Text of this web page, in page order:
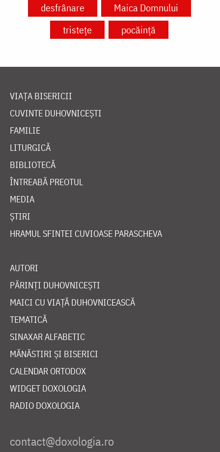
desfrânare
Maica Domnului
tristețe
pocăință
VIAȚA BISERICII
CUVINTE DUHOVNICEȘTI
FAMILIE
LITURGICĂ
BIBLIOTECĂ
ÎNTREABĂ PREOTUL
MEDIA
ȘTIRI
HRAMUL SFINTEI CUVIOASE PARASCHEVA
AUTORI
PĂRINȚI DUHOVNICEȘTI
MAICI CU VIAȚĂ DUHOVNICEASCĂ
TEMATICĂ
SINAXAR ALFABETIC
MĂNĂSTIRI ȘI BISERICI
CALENDAR ORTODOX
WIDGET DOXOLOGIA
RADIO DOXOLOGIA